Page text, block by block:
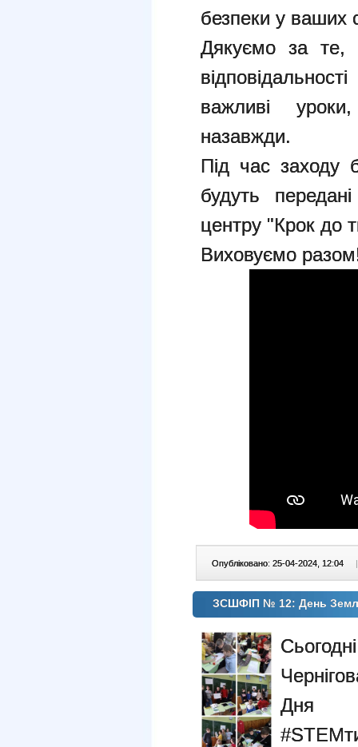
безпеки у ваших
Дякуємо за те,
важливі
назавжди.
Під час заходу
будуть передані
центру "Крок до
Виховуємо
Опубліковано: 25-04-2024, 12:04 |
ЗСШФІП № 12: День
Дня